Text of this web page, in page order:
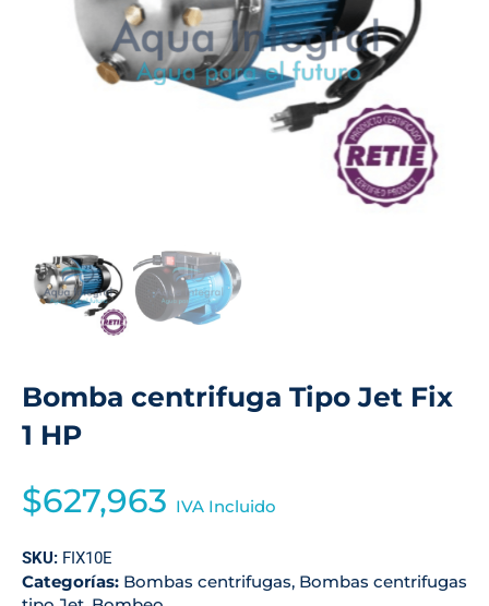
Bomba centrifuga Tipo Jet Fix
1 HP
$627,963 IVA Incluido
SKU: FIX10E
Categorías: Bombas centrifugas, Bombas centrifugas